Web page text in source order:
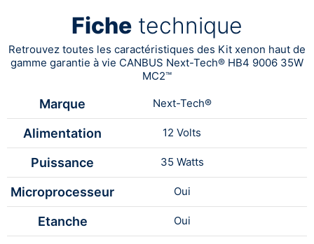
Fiche technique
Retrouvez toutes les caractéristiques des Kit xenon haut de
gamme garantie à vie CANBUS Next-Tech® HB4 9006 35W
MC2™
Marque Next-Tech®
Alimentation 12 Volts
Puissance 35 Watts
Microprocesseur Oui
Etanche Oui